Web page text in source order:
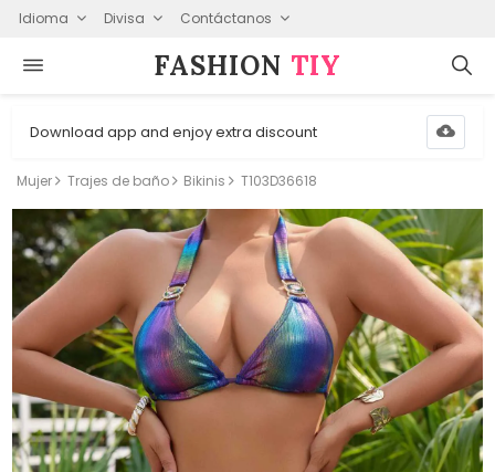
Idioma Divisa Contáctanos
FASHION⁠ TIY
Download app and enjoy extra discount
Mujer Trajes de baño Bikinis T103D36618